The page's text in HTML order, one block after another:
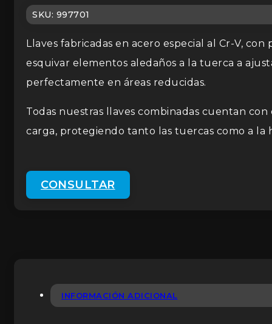
SKU: 997701
Llaves fabricadas en acero especial al Cr-V,
esquivar elementos aledaños a la tuerca a
perfectamente en áreas reducidas.
Todas nuestras llaves combinadas cuentan
carga, protegiendo tanto las tuercas como a la
CONSULTAR
INFORMACIÓN ADICIONAL